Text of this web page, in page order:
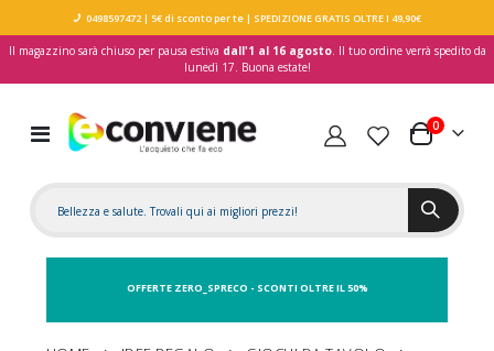
0498597472| 5€ di sconto per te| SPEDIZIONE GRATIS OLTRE I 49,90€
Il magazzino sarà chiuso per pausa estiva dall'1 al 16 agosto. Il tuo ordine verrà spedito da
lunedì 17. Buona estate!
Toggle
Nav
Carrello
0elementi
OFFERTE ZERO_SPRECO - SCONTI OLTRE IL 50%